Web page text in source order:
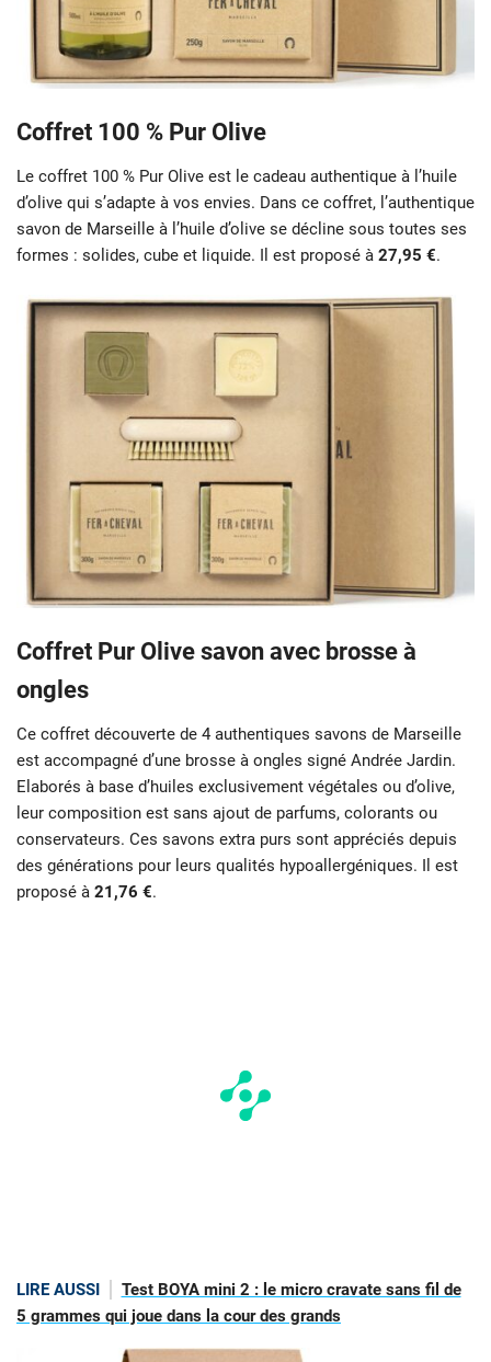
Coffret 100 % Pur Olive
Le coffret 100 % Pur Olive est le cadeau authentique à l’huile
d’olive qui s’adapte à vos envies. Dans ce coffret, l’authentique
savon de Marseille à l’huile d’olive se décline sous toutes ses
formes : solides, cube et liquide. Il est proposé à 27,95 €.
Coffret Pur Olive savon avec brosse à
ongles
Ce coffret découverte de 4 authentiques savons de Marseille
est accompagné d’une brosse à ongles signé Andrée Jardin.
Elaborés à base d’huiles exclusivement végétales ou d’olive,
leur composition est sans ajout de parfums, colorants ou
conservateurs. Ces savons extra purs sont appréciés depuis
des générations pour leurs qualités hypoallergéniques. Il est
proposé à 21,76 €.
LIRE AUSSI
Test BOYA mini 2 : le micro cravate sans fil de
5 grammes qui joue dans la cour des grands